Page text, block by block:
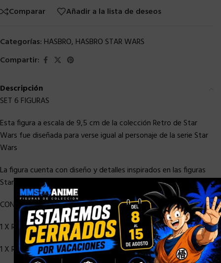
Comparar
Añadir a la lista de deseos
Categorías: HASBRO, HASBRO STAR WARS
Compartir:
Descripción
SET 6 FIGURAS
Esta figura a escala de 9,5 cm de la colección Retro de Star
Wars fue diseñada para verse igual al personaje de la serie Star
Wars
La figura cuenta con diseño y detalles inspirados en las figuras
Star Wars de los años 70
CONTIENE :
1 X RETRO LUKE SKYWALKER
1 X RETRO HAN SOLO
×